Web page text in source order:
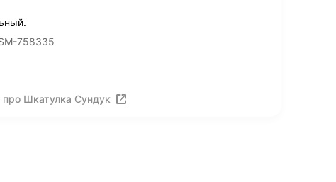
758335
Шкатулка Сундук